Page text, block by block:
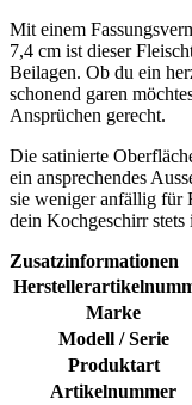
Mit einem
7,4 cm ist dieser
Beilagen. Ob du ein
schonend garen
Ansprüchen gerecht.
Die satinierte
ein ansprechendes
sie weniger anfällig für
dein Kochgeschirr stets
Zusatzinformationen
Marke
Modell / Serie
Produktart
Artikelnummer